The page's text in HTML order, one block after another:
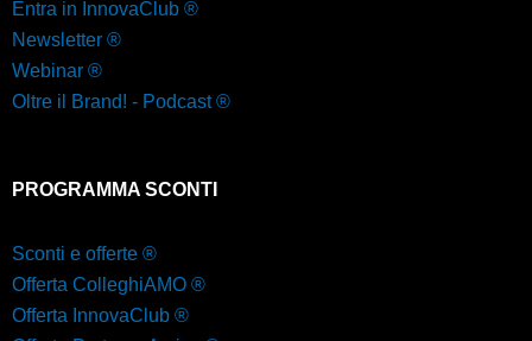
Entra in InnovaClub ®
Newsletter ®
Webinar ®
Oltre il Brand! - Podcast ®
PROGRAMMA SCONTI
Sconti e offerte ®
Offerta ColleghiAMO ®
Offerta InnovaClub ®